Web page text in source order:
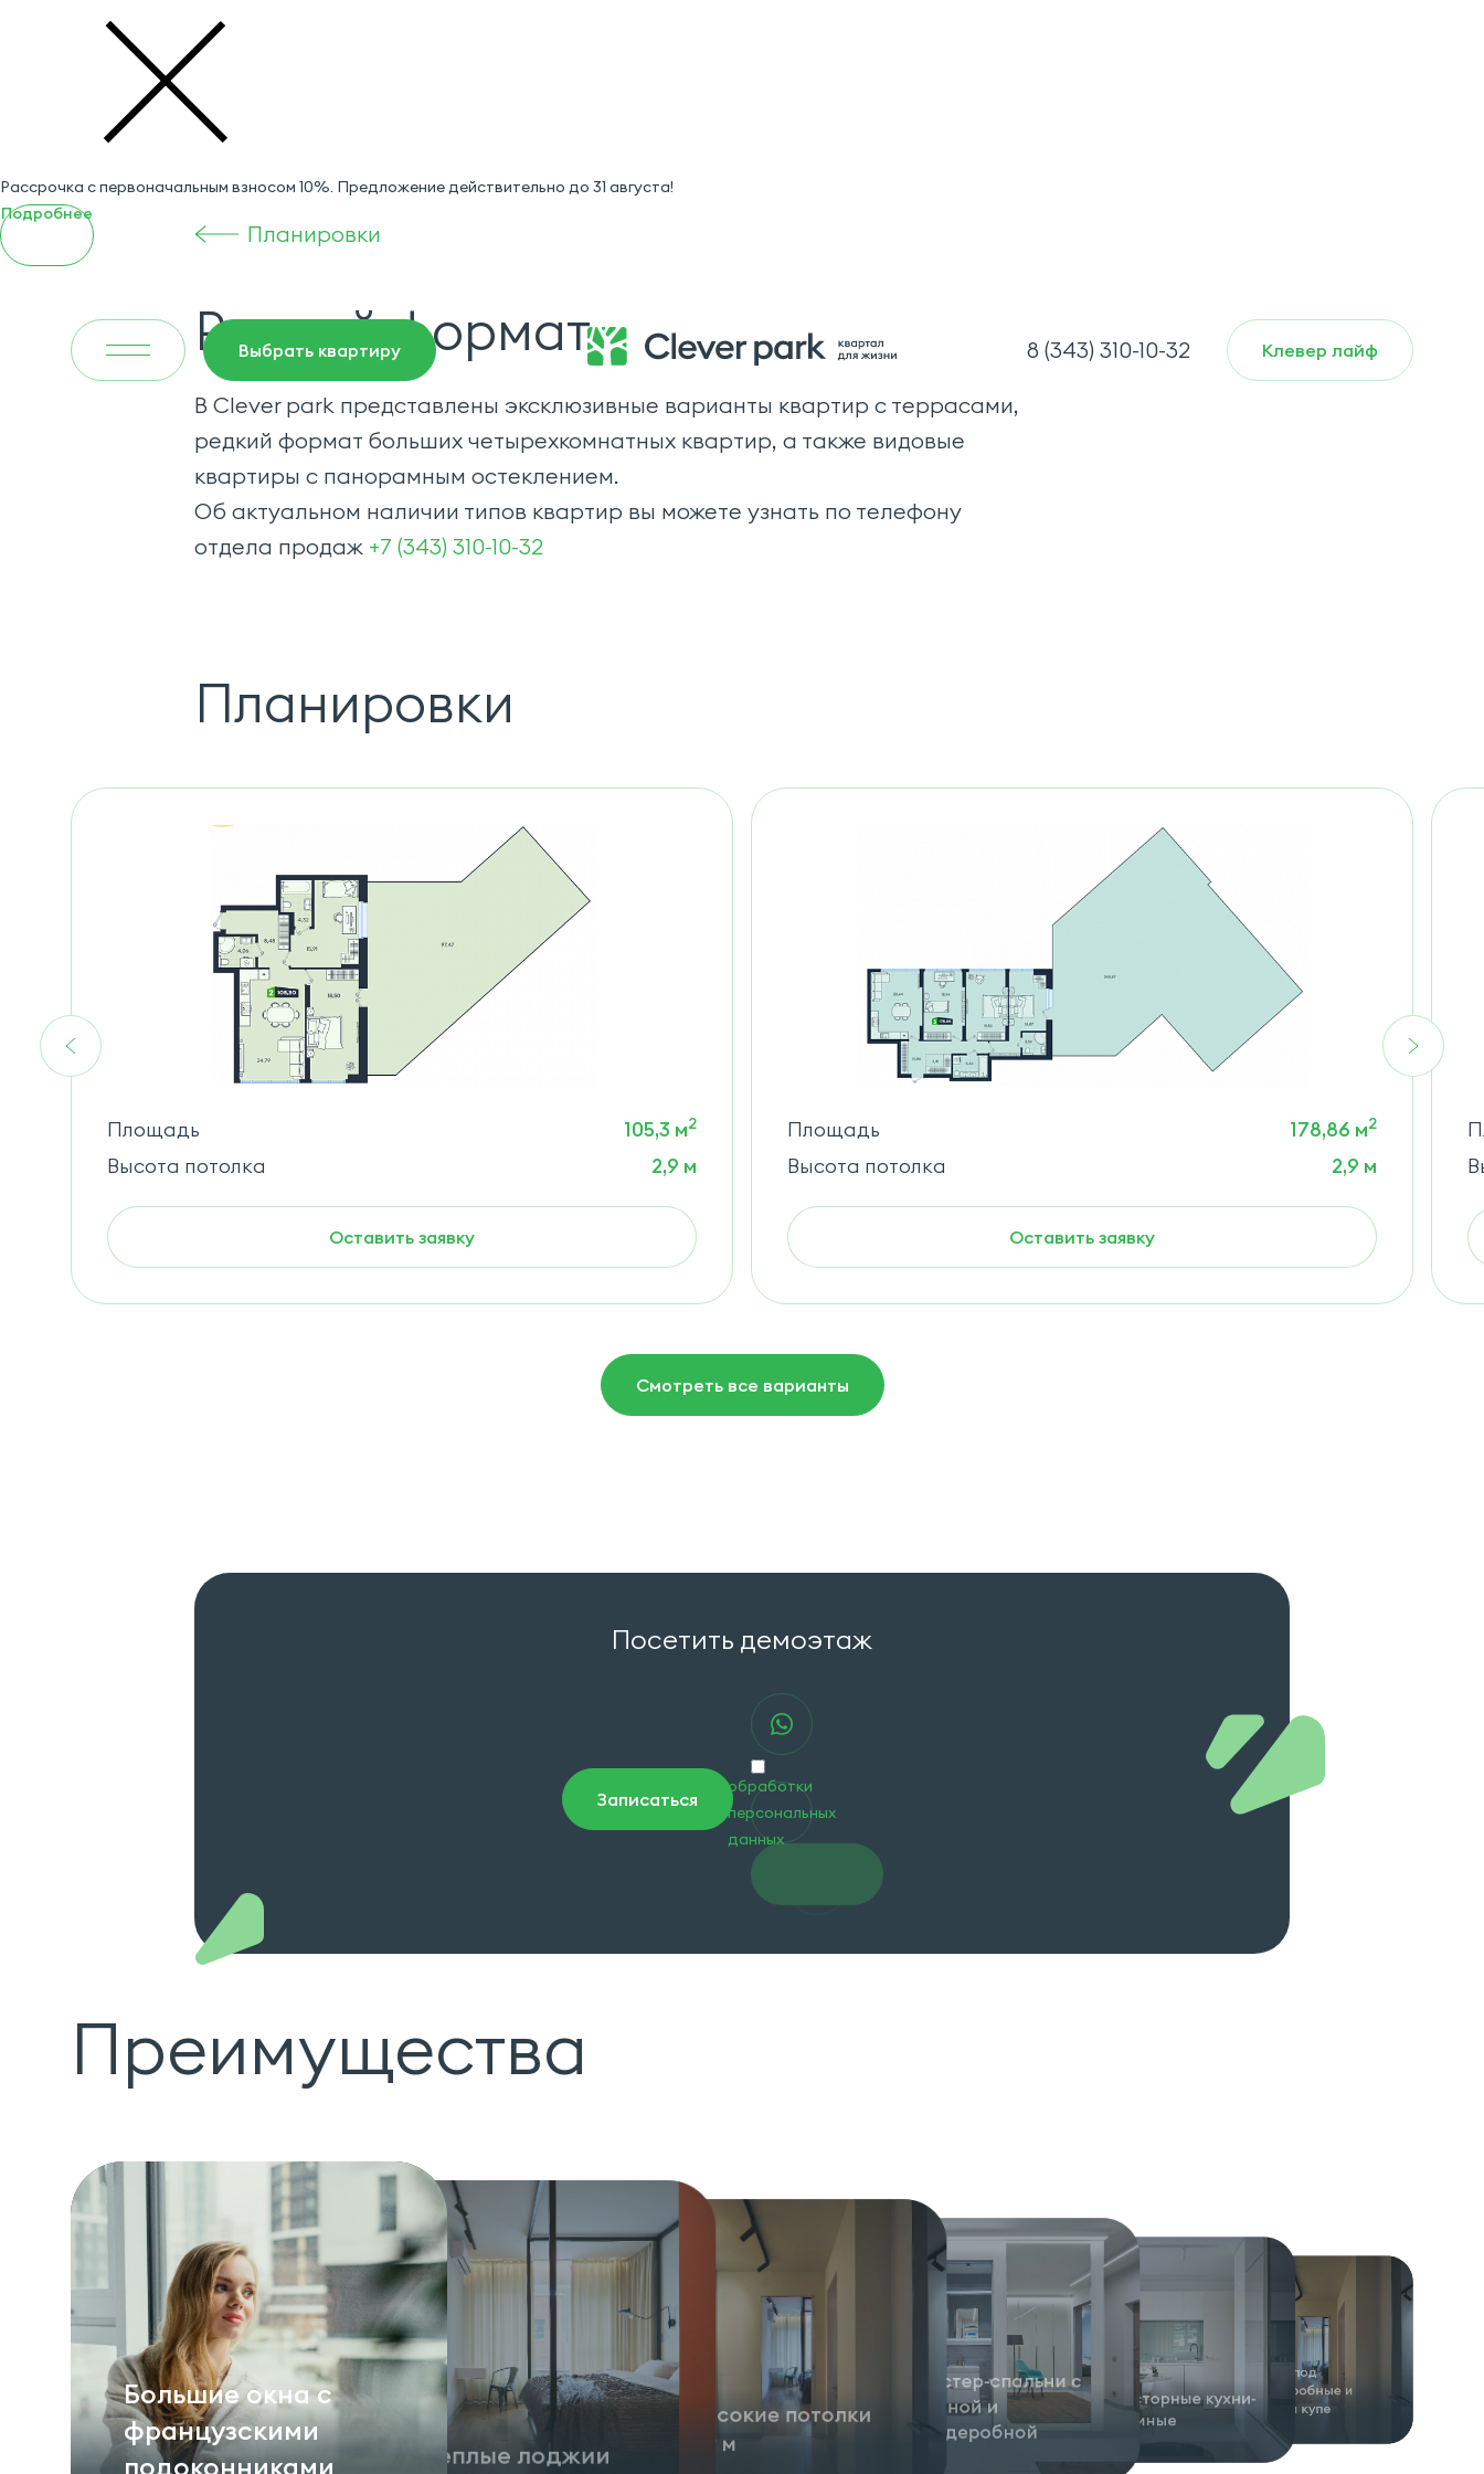
Рассрочка с первоначальным взносом 10%. Предложение действительно до 31 августа!
Подробнее
Выбрать квартиру 8 (343) 310-10-32 Клевер лайф
Планировки
Редкий формат
В Clever park представлены эксклюзивные варианты квартир с террасами,
редкий формат больших четырехкомнатных квартир, а также видовые
квартиры с панорамным остеклением.
Об актуальном наличии типов квартир вы можете узнать по телефону
отдела продаж +7 (343) 310-10-32
Планировки
Площадь 105,3 м2
Высота потолка 2,9 м
Оставить заявку
Площадь 178,86 м2
Высота потолка 2,9 м
Оставить заявку
Смотреть все варианты
Посетить демоэтаж
Записаться
обработки
персональных
данных
Преимущества
Большие окна с
французскими
подоконниками
Теплые лоджии
Высокие потолки
2,9 м
Мастер-спальни с
ванной и
гардеробной
Просторные кухни-
гостиные
Ниши под
гардеробные и
шкафы купе